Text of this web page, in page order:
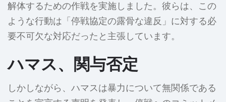
解体するための作戦を実施しました。彼らは、この
ような行動は「停戦協定の露骨な違反」に対する必
要不可欠な対応だったと主張しています。
ハマス、関与否定
しかしながら、ハマスは暴力について無関係である